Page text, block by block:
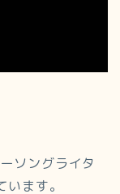
ソングライタ
ます。